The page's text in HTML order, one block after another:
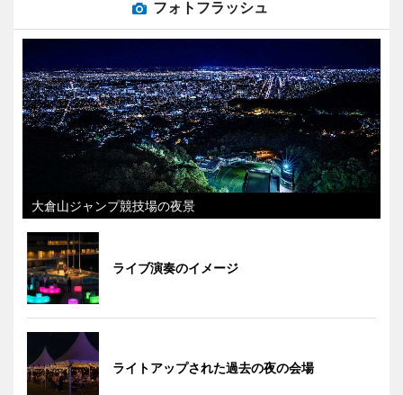
フォトフラッシュ
大倉山ジャンプ競技場の夜景
ライブ演奏のイメージ
ライトアップされた過去の夜の会場